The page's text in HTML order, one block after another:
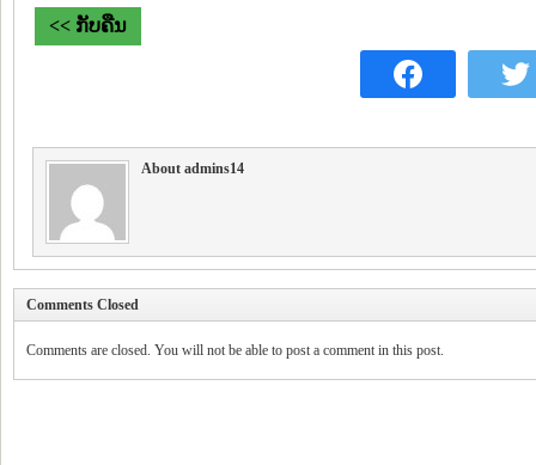
<< ກັບຄືນ
About admins14
Comments Closed
Comments are closed. You will not be able to post a comment in this post.